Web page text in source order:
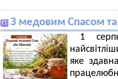
З медовим Спасом
1
яке